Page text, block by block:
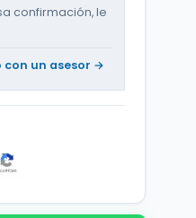
confirmación, le
con un asesor →